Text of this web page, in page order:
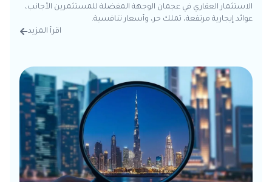
الاستثمار العقاري في عجمان الوجهة المفضلة للمستثمرين الأجانب،
عوائد إيجارية مرتفعة، تملك حر، وأسعار تنافسية.
اقرأ المزيد